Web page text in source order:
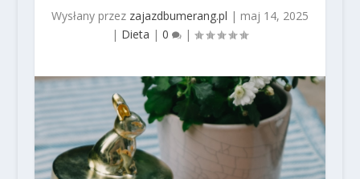
Wysłany przez zajazdbumerang.pl | maj 14, 2025
| Dieta |0 |